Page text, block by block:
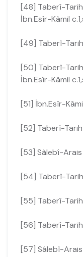
[48] Taberî-
İbn.Esîr-Kâmil
[49] Taberî-
[50] Taberî-
İbn.Esîr-Kâmil
[51] İbn.Esîr-
[52] Taberî-Tarih
[53] Sâlebî-Arais
[54] Taberî-Tarih
[55] Taberî-
[56] Taberî-Tarih
[57] Sâlebî-Arais